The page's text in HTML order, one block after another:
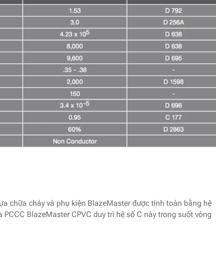
chữa cháy và phụ kiện BlazeMaster được tính toán bằng hệ
BlazeMaster CPVC duy trì hệ số C này trong suốt vòng